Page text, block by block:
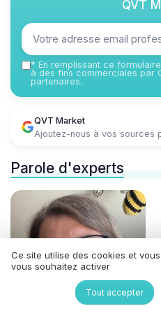
QVT
* En remplissant ce
à des fins commerciales par
partenaires.
QVT Market
Ajoutez-nous à vos sources
Parole d'experts
Ce site utilise des cookies et
vous souhaitez activer
Tout accepter